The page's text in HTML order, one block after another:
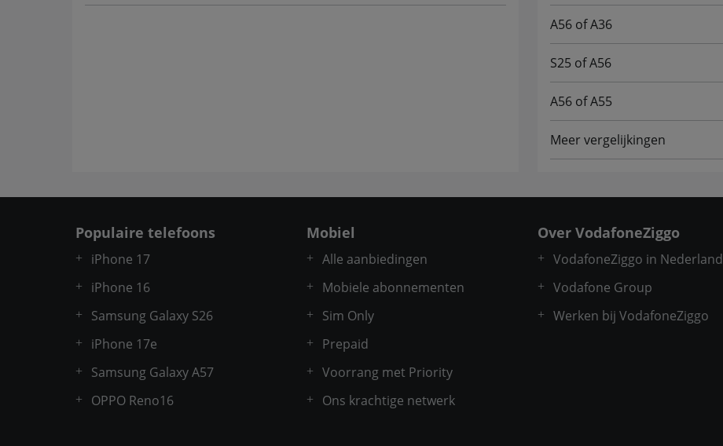
A56 of A36
S25 of A56
A56 of A55
Meer vergelijkingen
Populaire telefoons
iPhone 17
iPhone 16
Samsung Galaxy S26
iPhone 17e
Samsung Galaxy A57
OPPO Reno16
Mobiel
Alle aanbiedingen
Mobiele abonnementen
Sim Only
Prepaid
Voorrang met Priority
Ons krachtige netwerk
Over VodafoneZiggo
VodafoneZiggo in Nederland
Vodafone Group
Werken bij VodafoneZiggo